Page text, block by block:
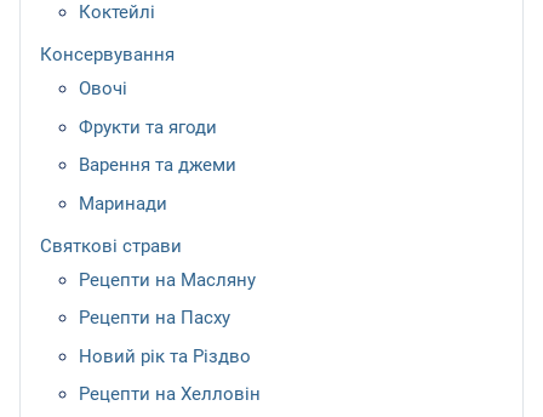
Коктейлі
Консервування
Овочі
Фрукти та ягоди
Варення та джеми
Маринади
Святкові страви
Рецепти на Масляну
Рецепти на Пасху
Новий рік та Різдво
Рецепти на Хелловін